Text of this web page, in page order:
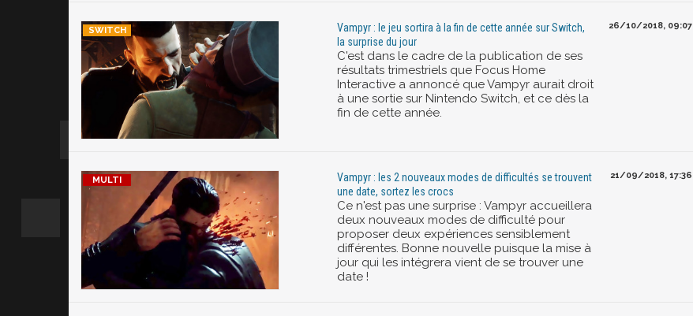
Vampyr : le jeu sortira à la fin de cette année sur Switch,
la surprise du jour
C'est dans le cadre de la publication de ses
résultats trimestriels que Focus Home
Interactive a annoncé que Vampyr aurait droit
à une sortie sur Nintendo Switch, et ce dès la
fin de cette année.
26/10/2018, 09:07
Vampyr : les 2 nouveaux modes de difficultés se trouvent
une date, sortez les crocs
Ce n'est pas une surprise : Vampyr accueillera
deux nouveaux modes de difficulté pour
proposer deux expériences sensiblement
différentes. Bonne nouvelle puisque la mise à
jour qui les intégrera vient de se trouver une
date !
21/09/2018, 17:36